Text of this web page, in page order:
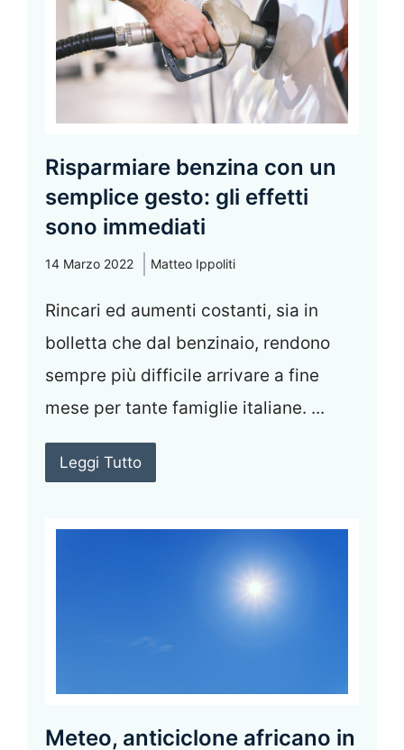
Risparmiare benzina con un
semplice gesto: gli effetti
sono immediati
14 Marzo 2022 Matteo Ippoliti
Rincari ed aumenti costanti, sia in
bolletta che dal benzinaio, rendono
sempre più difficile arrivare a fine
mese per tante famiglie italiane. ...
Leggi Tutto
Meteo, anticiclone africano in